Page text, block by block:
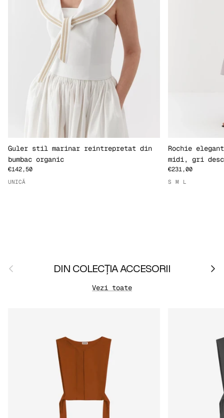
Guler stil marinar reintrepretat din
bumbac organic
€142,50
UNICĂ
Rochie
midi, gri
€231,00
S M L
Anterior DIN COLECȚIA ACCESORII
Vezi toate